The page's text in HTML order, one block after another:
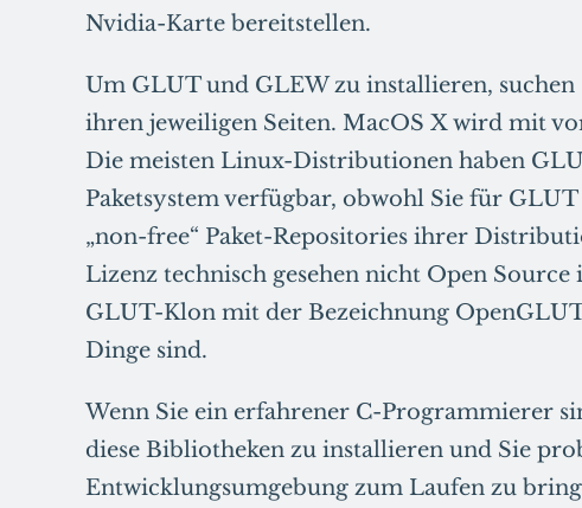
Nvidia-Karte bereitstellen.
Um GLUT und GLEW zu installieren, suchen
ihren jeweiligen Seiten. MacOS X wird mit
Die meisten Linux-Distributionen haben
Paketsystem verfügbar, obwohl Sie für
„non-free“ Paket-Repositories ihrer
Lizenz technisch gesehen nicht Open
GLUT-Klon mit der Bezeichnung
Dinge sind.
Wenn Sie ein erfahrener C-Programmierer
diese Bibliotheken zu installieren und Sie
Entwicklungsumgebung zum Laufen zu